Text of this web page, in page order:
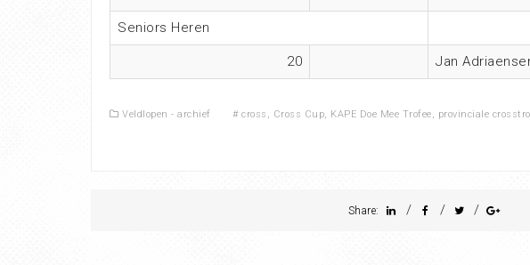
Seniors Heren
20 Jan
Veldlopen - archief # cross , Cross Cup, KAPE Doe Mee Trofee, provinciale
Share: / / /